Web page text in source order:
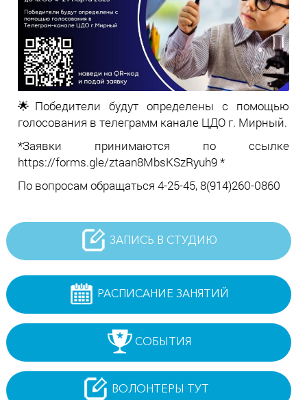
🌟Победители будут определены с помощью
голосования в телеграмм канале ЦДО г. Мирный.
*Заявки принимаются по ссылке
https://forms.gle/ztaan8MbsKSzRyuh9 *
По вопросам обращаться 4-25-45, 8(914)260-0860
ЗАПИСЬ В СТУДИЮ
РАСПИСАНИЕ ЗАНЯТИЙ
СОБЫТИЯ
ВОЛОНТЕРЫ ТУТ